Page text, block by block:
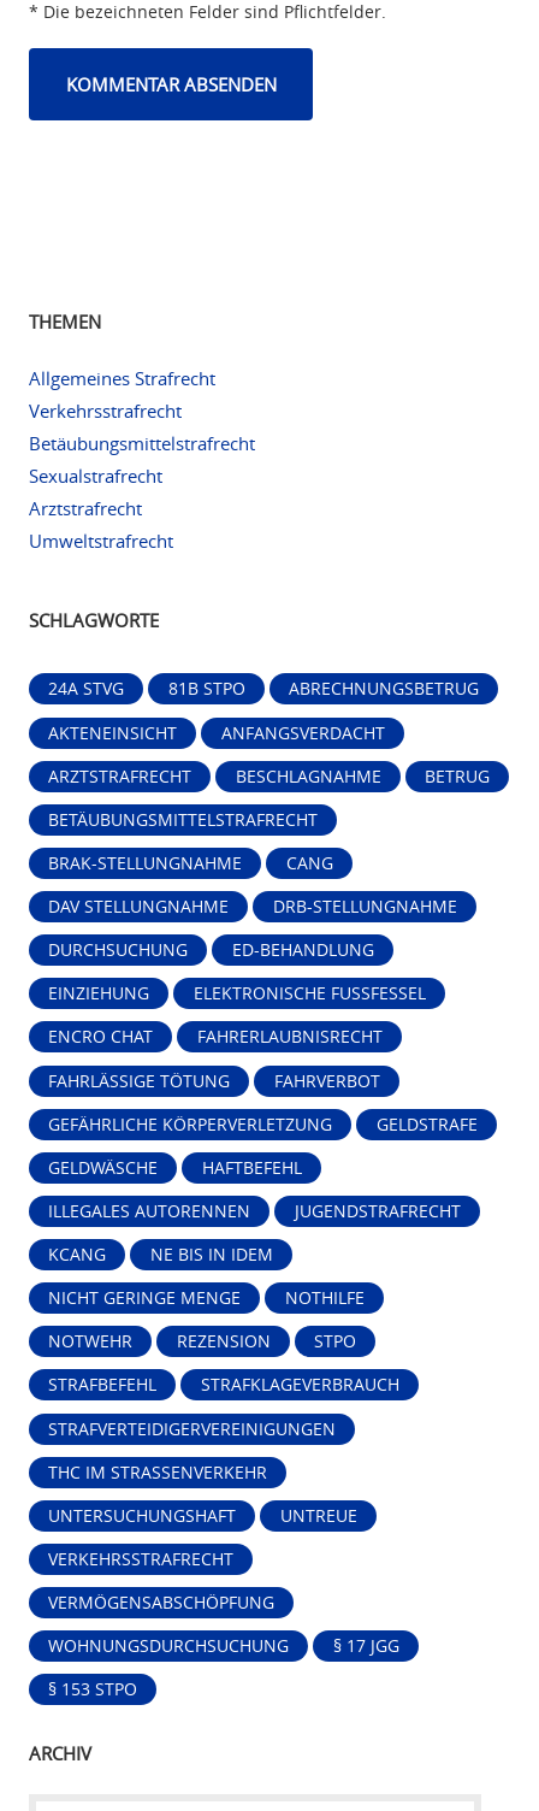
* Die bezeichneten Felder sind Pflichtfelder.
THEMEN
Allgemeines Strafrecht
Verkehrsstrafrecht
Betäubungsmittelstrafrecht
Sexualstrafrecht
Arztstrafrecht
Umweltstrafrecht
SCHLAGWORTE
24A STVG 81B STPO ABRECHNUNGSBETRUG
AKTENEINSICHT ANFANGSVERDACHT
ARZTSTRAFRECHT BESCHLAGNAHME BETRUG
BETÄUBUNGSMITTELSTRAFRECHT
BRAK-STELLUNGNAHME CANG
DAV STELLUNGNAHME DRB-STELLUNGNAHME
DURCHSUCHUNG ED-BEHANDLUNG
EINZIEHUNG ELEKTRONISCHE FUSSFESSEL
ENCRO CHAT FAHRERLAUBNISRECHT
FAHRLÄSSIGE TÖTUNG FAHRVERBOT
GEFÄHRLICHE KÖRPERVERLETZUNG GELDSTRAFE
GELDWÄSCHE HAFTBEFEHL
ILLEGALES AUTORENNEN JUGENDSTRAFRECHT
KCANG NE BIS IN IDEM
NICHT GERINGE MENGE NOTHILFE
NOTWEHR REZENSION STPO
STRAFBEFEHL STRAFKLAGEVERBRAUCH
STRAFVERTEIDIGERVEREINIGUNGEN
THC IM STRASSENVERKEHR
UNTERSUCHUNGSHAFT UNTREUE
VERKEHRSSTRAFRECHT
VERMÖGENSABSCHÖPFUNG
WOHNUNGSDURCHSUCHUNG § 17 JGG
§ 153 STPO
ARCHIV